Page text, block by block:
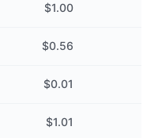
$1.00
$0.56
$0.01
$1.01